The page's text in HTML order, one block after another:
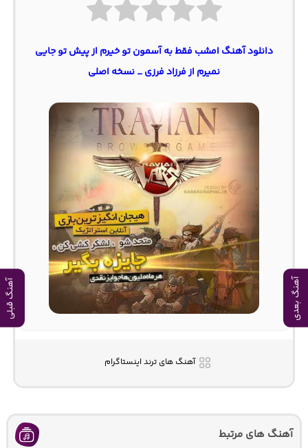
آهنگ بعدی آهنگ قبلی
دانلود آهنگ امشب فقط به آسمون تو خیرم از پیش تو جایی
نمیرم از فرزاد فرزی _ نسخه اصلی
آهنگ های ترند اینستاگرام
آهنگ های مرتبط